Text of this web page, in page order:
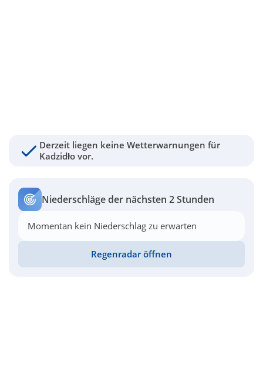
Derzeit liegen keine Wetterwarnungen für
Kadzidło vor.
Niederschläge der nächsten 2 Stunden
Momentan kein Niederschlag zu erwarten
Regenradar öffnen